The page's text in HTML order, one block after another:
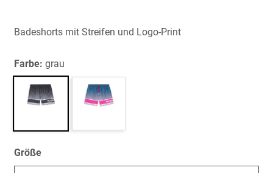
springen
Badeshorts mit Streifen und Logo-Print
Farbe: grau
Größe